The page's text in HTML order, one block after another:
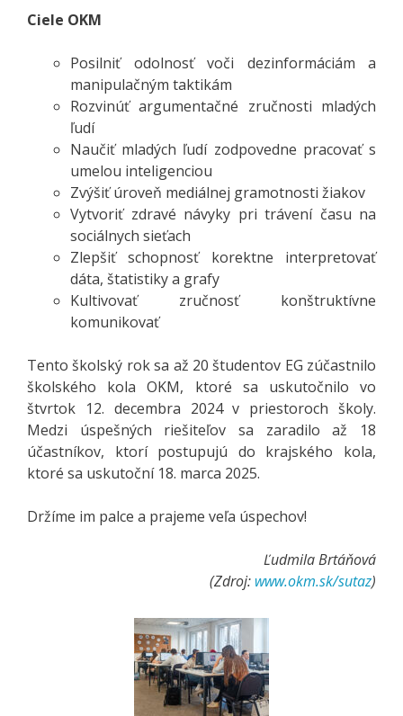
Ciele OKM
Posilniť odolnosť voči dezinformáciám a
manipulačným taktikám
Rozvinúť argumentačné zručnosti mladých
ľudí
Naučiť mladých ľudí zodpovedne pracovať s
umelou inteligenciou
Zvýšiť úroveň mediálnej gramotnosti žiakov
Vytvoriť zdravé návyky pri trávení času na
sociálnych sieťach
Zlepšiť schopnosť korektne interpretovať
dáta, štatistiky a grafy
Kultivovať zručnosť konštruktívne
komunikovať
Tento školský rok sa až 20 študentov EG zúčastnilo
školského kola OKM, ktoré sa uskutočnilo vo
štvrtok 12. decembra 2024 v priestoroch školy.
Medzi úspešných riešiteľov sa zaradilo až 18
účastníkov, ktorí postupujú do krajského kola,
ktoré sa uskutoční 18. marca 2025.
Držíme im palce a prajeme veľa úspechov!
Ľudmila Brtáňová
(Zdroj: www.okm.sk/sutaz)